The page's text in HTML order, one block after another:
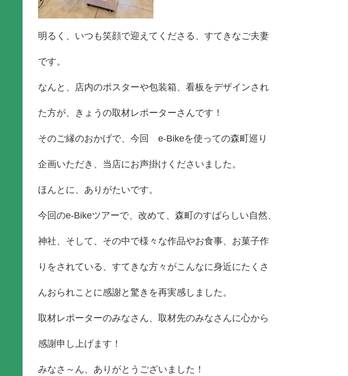
明るく、いつも笑顔で迎えてくださる、すてきなご夫妻
です。
なんと、店内のポスターや包装箱、看板をデザインされ
た方が、きょうの取材レポーターさんです！
そのご縁のおかげで、今回 e-Bikeを使っての森町巡り
企画いただき、当店にお声掛けくださいました。
ほんとに、ありがたいです。
今回のe-Bikeツアーで、改めて、森町のすばらしい自然、
神社、そして、その中で様々な作品やお食事、お菓子作
りをされている、すてきな方々がこんなに身近にたくさ
んおられことに感謝と驚きを再実感しました。
取材レポーターのみなさん、取材先のみなさんに心から
感謝申し上げます！
みなさ～ん、ありがとうございました！